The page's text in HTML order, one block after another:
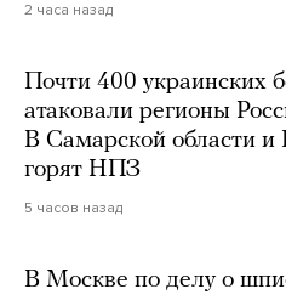
2 часа назад
Почти 400 украинских
атаковали регионы
В Самарской области и
горят НПЗ
5 часов назад
В Москве по делу о